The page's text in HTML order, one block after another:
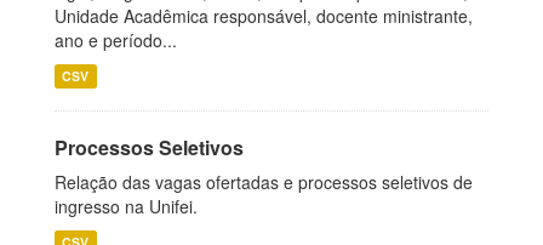
Unidade Acadêmica responsável, docente ministrante,
ano e período...
CSV
Processos Seletivos
Relação das vagas ofertadas e processos seletivos de
ingresso na Unifei.